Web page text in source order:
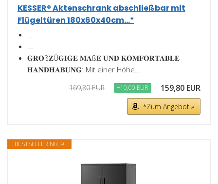
KESSER® Aktenschrank abschließbar mit
Flügeltüren 180x60x40cm...*
...
...
𝐆𝐑𝐎ß𝐙Ü𝐆𝐈𝐆𝐄 𝐌𝐀ß𝐄 𝐔𝐍𝐃 𝐊𝐎𝐌𝐅𝐎𝐑𝐓𝐀𝐁𝐋𝐄
𝐇𝐀𝐍𝐃𝐇𝐀𝐁𝐔𝐍𝐆: Mit einer Höhe...
169,80 EUR −10,00 EUR 159,80 EUR
*Zum Angebot »
BESTSELLER NR. 9